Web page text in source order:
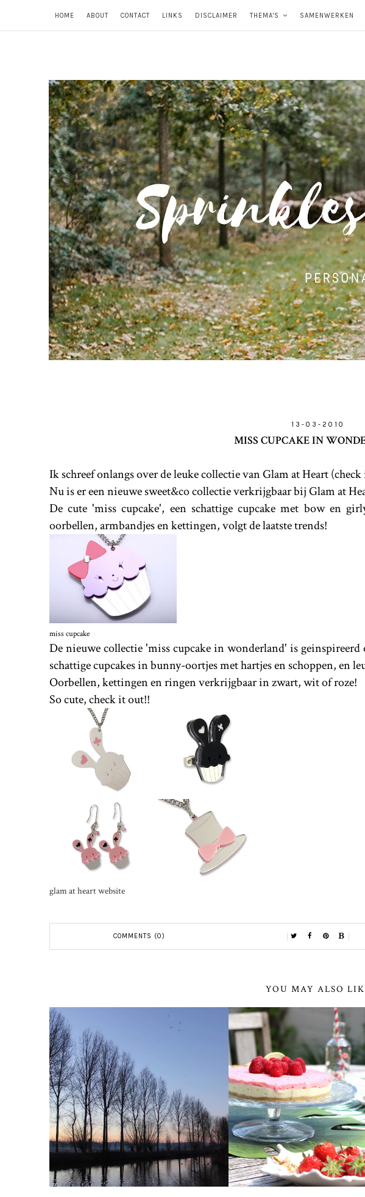
HOME ABOUT CONTACT LINKS DISCLAIMER THEMA'S SAMENWERKEN
13-03-2010
MISS CUPCAKE IN
Ik schreef onlangs over de leuke collectie van Glam at Heart
Nu is er een nieuwe sweet&co collectie verkrijgbaar bij Glam at
De cute 'miss cupcake', een schattige cupcake met bow en
oorbellen, armbandjes en kettingen, volgt de laatste trends!
miss cupcake
De nieuwe collectie 'miss cupcake in wonderland' is
schattige cupcakes in bunny-oortjes met hartjes en schoppen, en
Oorbellen, kettingen en ringen verkrijgbaar in zwart, wit of roze!
So cute, check it out!!
glam at heart website
COMMENTS (0)
YOU MAY ALSO